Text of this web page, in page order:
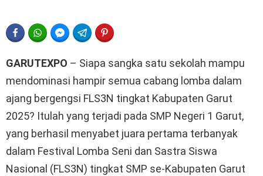
FACEBOOKWHATSAPPFACEBOOK MESSENGER
TELEGRAM
GARUTEXPO – Siapa sangka satu sekolah mampu
mendominasi hampir semua cabang lomba dalam
ajang bergengsi FLS3N tingkat Kabupaten Garut
2025? Itulah yang terjadi pada SMP Negeri 1 Garut,
yang berhasil menyabet juara pertama terbanyak
dalam Festival Lomba Seni dan Sastra Siswa
Nasional (FLS3N) tingkat SMP se-Kabupaten Garut